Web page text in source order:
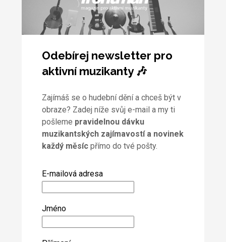
Odebírej newsletter pro
aktivní muzikanty 🎶
Zajímáš se o hudební dění a chceš být v
obraze? Zadej níže svůj e-mail a my ti
pošleme pravidelnou dávku
muzikantských zajímavostí a novinek
každý měsícpřímo do tvé pošty.
E-mailová adresa
Jméno